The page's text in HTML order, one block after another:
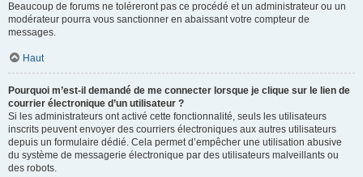
Beaucoup de forums ne toléreront pas ce procédé et un administrateur ou un
modérateur pourra vous sanctionner en abaissant votre compteur de
messages.
Haut
Pourquoi m’est-il demandé de me connecter lorsque je clique sur le lien de
courrier électronique d’un utilisateur ?
Si les administrateurs ont activé cette fonctionnalité, seuls les utilisateurs
inscrits peuvent envoyer des courriers électroniques aux autres utilisateurs
depuis un formulaire dédié. Cela permet d’empêcher une utilisation abusive
du système de messagerie électronique par des utilisateurs malveillants ou
des robots.